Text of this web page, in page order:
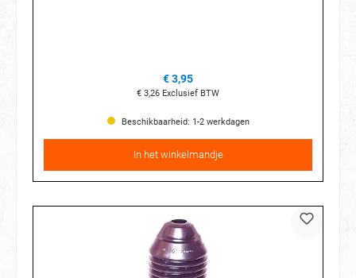
€ 3,95
€ 3,26 Exclusief BTW
Beschikbaarheid: 1-2 werkdagen
In het winkelmandje